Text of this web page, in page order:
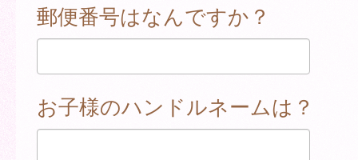
郵便番号はなんですか？
お子様のハンドルネームは？